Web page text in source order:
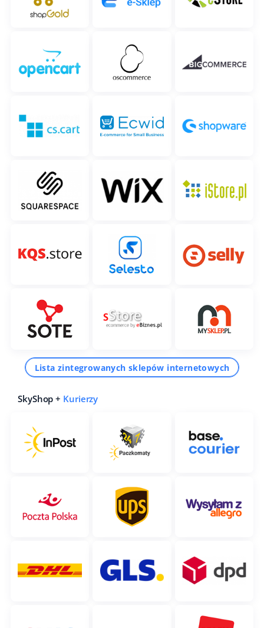
Lista zintegrowanych sklepów internetowych
SkyShop + Kurierzy